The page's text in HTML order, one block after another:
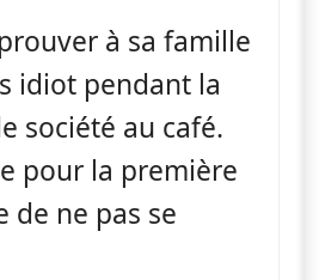
à sa famille
idiot pendant la
société au café.
pour la première
de ne pas se